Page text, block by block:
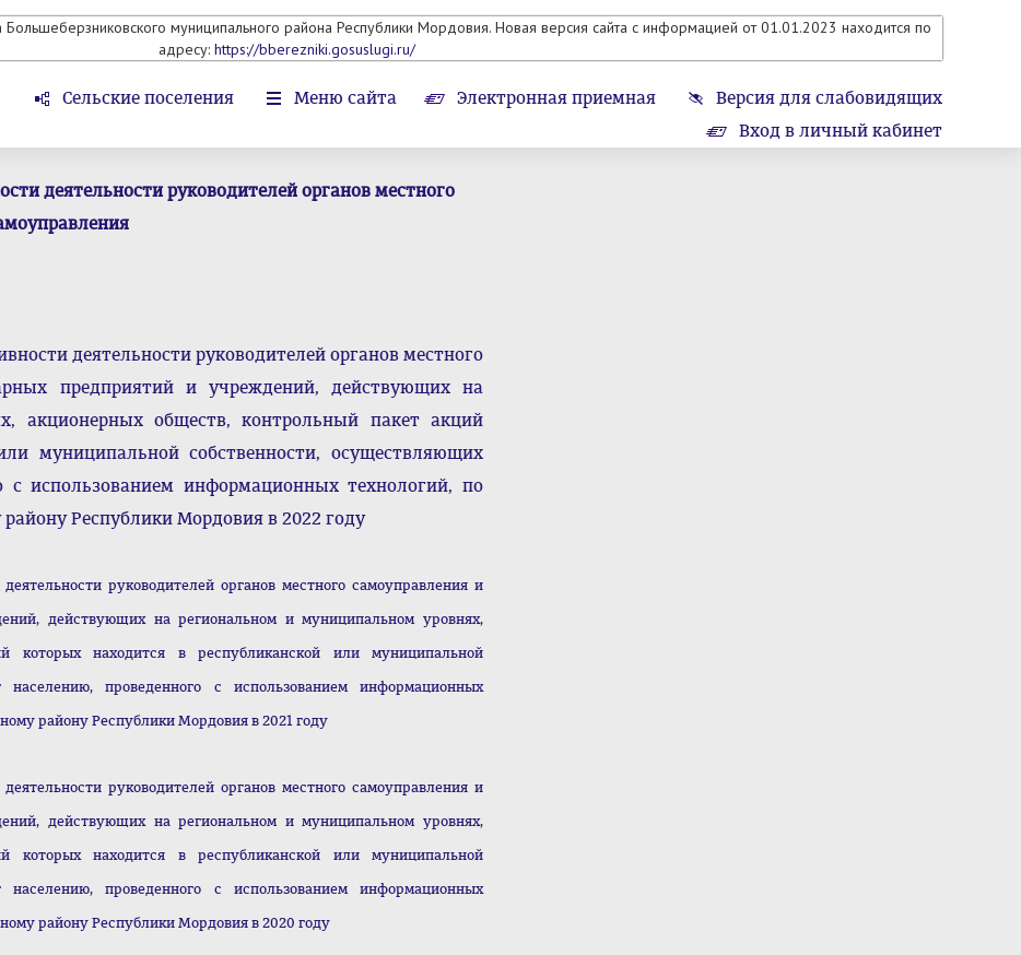
Большеберзниковского муниципального района Республики Мордовия. Новая версия сайта с информацией от 01.01.2023 находится по
адресу: https://bberezniki.gosuslugi.ru/
Сельские поселения Меню сайта Электронная приемная
Версия для слабовидящих
Вход в личный кабинет
деятельности руководителей органов местного
деятельности руководителей органов местного
предприятий и учреждений, действующих на
акционерных обществ, контрольный пакет акций
муниципальной собственности, осуществляющих
с использованием информационных технологий, по
Республики Мордовия в 2022 году
руководителей органов местного самоуправления и
действующих на региональном и муниципальном уровнях,
которых находится в республиканской или муниципальной
населению, проведенного с использованием информационных
району Республики Мордовия в 2021 году
руководителей органов местного самоуправления и
действующих на региональном и муниципальном уровнях,
которых находится в республиканской или муниципальной
населению, проведенного с использованием информационных
району Республики Мордовия в 2020 году